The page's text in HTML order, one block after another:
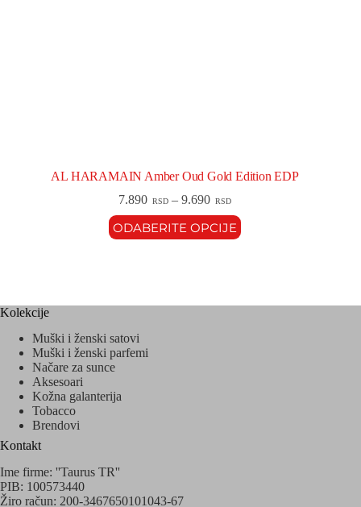
AL HARAMAIN Amber Oud Gold Edition EDP
7.890 RSD – 9.690 RSD
ODABERITE OPCIJE
Kolekcije
Muški i ženski satovi
Muški i ženski parfemi
Načare za sunce
Aksesoari
Kožna galanterija
Tobacco
Brendovi
Kontakt
Ime firme: ''Taurus TR''
PIB: 100573440
Žiro račun: 200-3467650101043-67